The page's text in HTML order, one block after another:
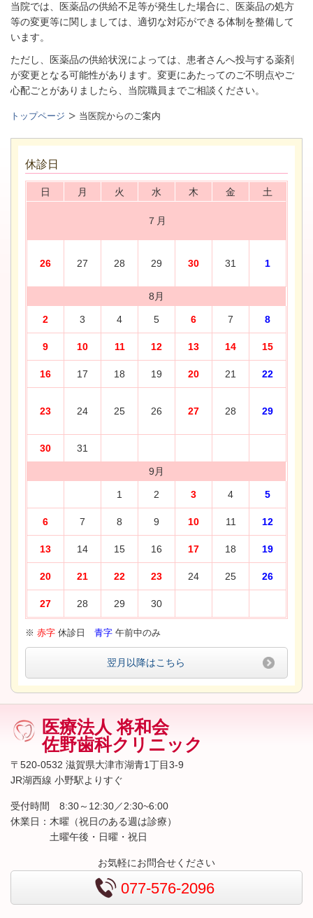
当院では、医薬品の供給不足等が発生した場合に、医薬品の処方
等の変更等に関しましては、適切な対応ができる体制を整備して
います。
ただし、医薬品の供給状況によっては、患者さんへ投与する薬剤
が変更となる可能性があります。変更にあたってのご不明点やご
心配ごとがありましたら、当院職員までご相談ください。
トップページ 当医院からのご案内
休診日
日 月 火 水 木 金 土
７月
26 27 28 29 30 31 1
8月
2 3 4 5 6 7 8
9 10 11 12 13 14 15
16 17 18 19 20 21 22
23 24 25 26 27 28 29
30 31
9月
1 2 3 4 5
6 7 8 9 10 11 12
13 14 15 16 17 18 19
20 21 22 23 24 25 26
27 28 29 30
※ 赤字 休診日 青字 午前中のみ
翌月以降はこちら
医療法人 将和会
佐野歯科クリニック
〒520-0532 滋賀県大津市湖青1丁目3-9
JR湖西線 小野駅よりすぐ
受付時間 8:30～12:30／2:30~6:00
休業日：木曜（祝日のある週は診療）
土曜午後・日曜・祝日
お気軽にお問合せください
077-576-2096